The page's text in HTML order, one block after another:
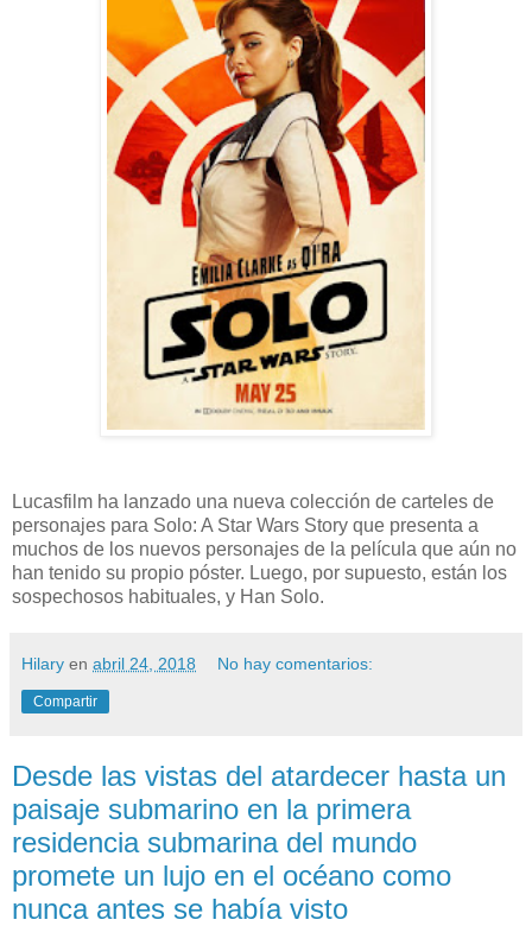
Lucasfilm ha lanzado una nueva colección de carteles de
personajes para Solo: A Star Wars Story que presenta a
muchos de los nuevos personajes de la película que aún no
han tenido su propio póster. Luego, por supuesto, están los
sospechosos habituales, y Han Solo.
Hilary en abril 24, 2018 No hay comentarios:
Compartir
Desde las vistas del atardecer hasta un
paisaje submarino en la primera
residencia submarina del mundo
promete un lujo en el océano como
nunca antes se había visto